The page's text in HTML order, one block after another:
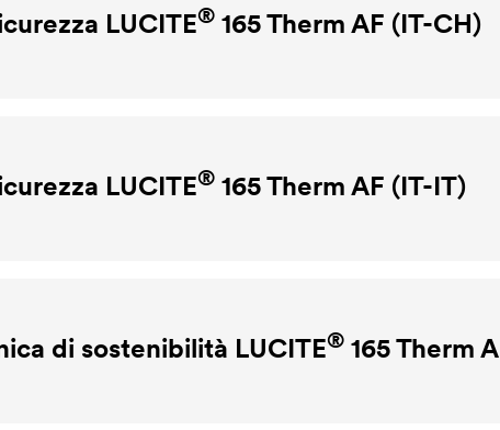
LUCITE® 165 Therm AF (IT-CH)
LUCITE® 165 Therm AF (IT-IT)
di sostenibilità LUCITE® 165 Therm